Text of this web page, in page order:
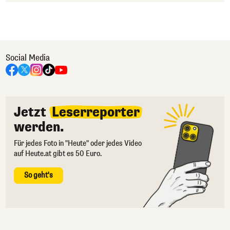
Social Media
Jetzt Leserreporter
werden.
Für jedes Foto in "Heute" oder jedes Video
auf Heute.at gibt es 50 Euro.
So geht's